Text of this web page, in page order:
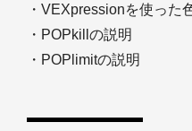
・VEXpressionを使った
・POPkillの説明
・POPlimitの説明